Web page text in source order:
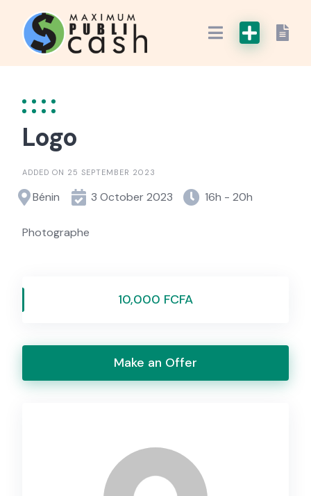
Logo
ADDED ON 25 SEPTEMBER 2023
Bénin 3 October 2023 16h - 20h
Photographe
10,000 FCFA
Make an Offer